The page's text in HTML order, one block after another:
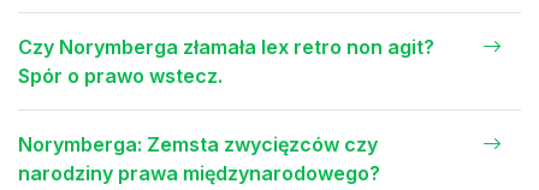
Czy Norymberga złamała lex retro non agit?
Spór o prawo wstecz.
Norymberga: Zemsta zwycięzców czy
narodziny prawa międzynarodowego?